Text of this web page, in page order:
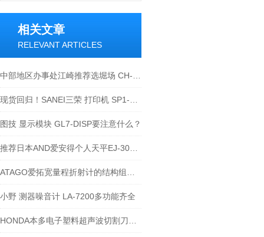
相关文章
RELEVANT ARTICLES
图技 显示模块 GL7-DISP要注意什么？
小野 测器噪音计 LA-7200多功能齐全